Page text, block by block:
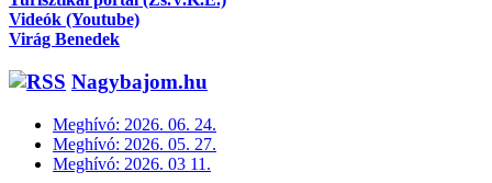
Videók (Youtube)
Virág Benedek
Nagybajom.hu
Meghívó: 2026. 06. 24.
Meghívó: 2026. 05. 27.
Meghívó: 2026. 03 11.